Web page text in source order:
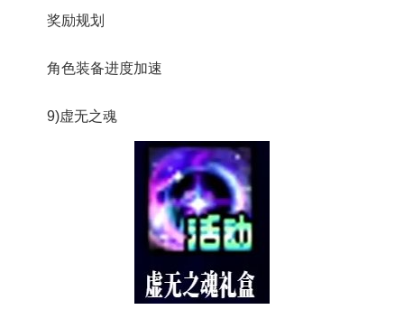
奖励规划
角色装备进度加速
9)虚无之魂